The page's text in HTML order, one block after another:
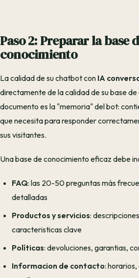
Paso 2: Preparar la base
conocimiento
La calidad de su chatbot con IA
directamente de la calidad de su base
documento es la "memoria" del bot:
que necesita para responder
sus visitantes.
Una base de conocimiento eficaz debe
FAQ: las 20-50 preguntas más
detalladas
Productos y servicios:
caracteristicas clave
Políticas: devoluciones, garantias,
Informacion de contacto: